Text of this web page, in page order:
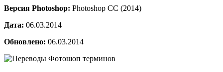
Версия Photoshop: Photoshop CC (2014)
Дата: 06.03.2014
Обновлено: 06.03.2014